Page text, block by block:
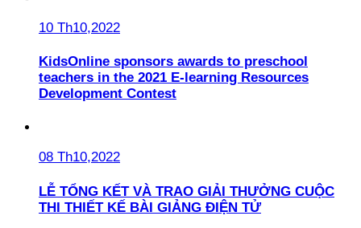
10 Th10,2022
KidsOnline sponsors awards to preschool
teachers in the 2021 E-learning Resources
Development Contest
08 Th10,2022
LỄ TỔNG KẾT VÀ TRAO GIẢI THƯỞNG CUỘC
THI THIẾT KẾ BÀI GIẢNG ĐIỆN TỬ